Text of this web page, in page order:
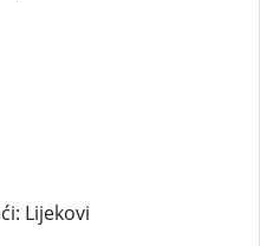
Lijekovi